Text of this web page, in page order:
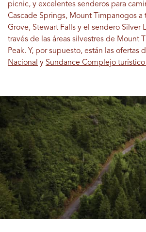
picnic, y excelentes senderos para
Cascade Springs, Mount Timpanogos a
Grove, Stewart Falls y el sendero Silver
través de las áreas silvestres de Mount
Peak. Y, por supuesto, están las ofertas
Nacional y Sundance Complejo